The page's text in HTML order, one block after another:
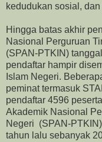
kedudukan sosial,
Hingga batas akhir
Nasional Perguruan
(SPAN-PTKIN)
pendaftar hampir
Islam Negeri.
peminat termasuk
pendaftar 4596
Akademik Nasional
Negeri (SPAN-
tahun lalu sebanyak